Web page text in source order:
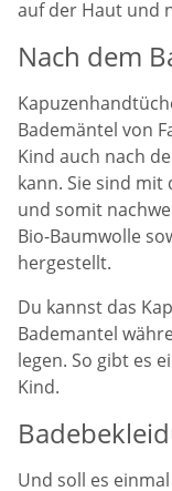
auf der Haut und
Nach dem
Bademäntel von
Kind auch nach
kann. Sie sind mit
und somit
Bio-Baumwolle
hergestellt.
Du kannst das
Bademantel
legen. So gibt es
Kind.
Und soll es